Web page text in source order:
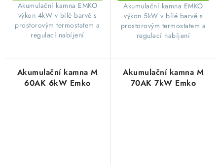
​Akumulační kamna EMKO
výkon 4kW v bílé barvě s
prostorovým termostatem a
regulací nabíjení
​Akumulační kamna EMKO
výkon 5kW v bílé barvě s
prostorovým termostatem a
regulací nabíjení
Akumulační kamna M
60AK 6kW Emko
Akumulační kamna M
70AK 7kW Emko